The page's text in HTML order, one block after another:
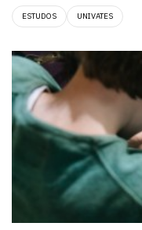
ESTUDOS UNIVATES